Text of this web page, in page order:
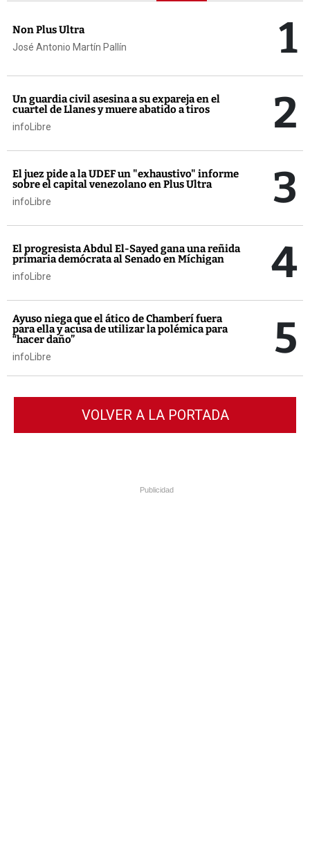
Non Plus Ultra
José Antonio Martín Pallín 1
Un guardia civil asesina a su expareja en el
cuartel de Llanes y muere abatido a tiros
infoLibre 2
El juez pide a la UDEF un "exhaustivo" informe
sobre el capital venezolano en Plus Ultra
infoLibre 3
El progresista Abdul El-Sayed gana una reñida
primaria demócrata al Senado en Míchigan
infoLibre 4
Ayuso niega que el ático de Chamberí fuera
para ella y acusa de utilizar la polémica para
“hacer daño”
infoLibre 5
VOLVER A LA PORTADA
Publicidad